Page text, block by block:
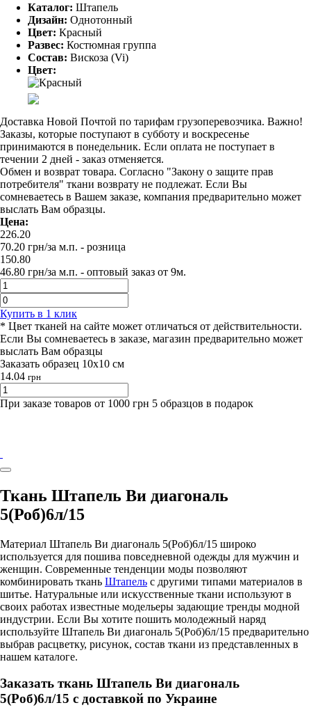
Каталог: Штапель
Дизайн: Однотонный
Цвет: Красный
Развес: Костюмная группа
Состав: Вискоза (Vi)
Цвет:
Доставка Новой Почтой по тарифам грузоперевозчика. Важно!
Заказы, которые поступают в субботу и воскресенье
принимаются в понедельник. Если оплата не поступает в
течении 2 дней - заказ отменяется.
Обмен и возврат товара. Согласно "Закону о защите прав
потребителя" ткани возврату не подлежат. Если Вы
сомневаетесь в Вашем заказе, компания предварительно может
выслать Вам образцы.
Цена:
226.20
70.20 грн/за м.п. - розница
150.80
46.80 грн/за м.п. - оптовый заказ от 9м.
Купить в 1 клик
* Цвет тканей на сайте может отличаться от действительности.
Если Вы сомневаетесь в заказе, магазин предварительно может
выслать Вам образцы
Заказать образец 10х10 см
14.04 грн
При заказе товаров от 1000 грн 5 образцов в подарок
Ткань Штапель Ви диагональ
5(Роб)6л/15
Материал Штапель Ви диагональ 5(Роб)6л/15 широко
используется для пошива повседневной одежды для мужчин и
женщин. Современные тенденции моды позволяют
комбинировать ткань Штапель с другими типами материалов в
шитье. Натуральные или искусственные ткани используют в
своих работах известные модельеры задающие тренды модной
индустрии. Если Вы хотите пошить молодежный наряд
используйте Штапель Ви диагональ 5(Роб)6л/15 предварительно
выбрав расцветку, рисунок, состав ткани из представленных в
нашем каталоге.
Заказать ткань Штапель Ви диагональ
5(Роб)6л/15 с доставкой по Украине